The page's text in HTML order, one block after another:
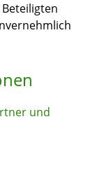
und